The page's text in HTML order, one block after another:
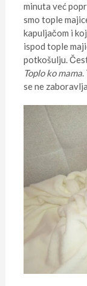
minuta već
smo tople
kapuljačom i
ispod tople
potkošulju.
Toplo ko mama.
se ne